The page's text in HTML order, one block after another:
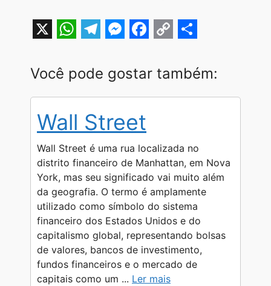
h
a
s
A
p
p
e
l
g
r
a
m
e
s
e
n
g
e
r
a
c
b
o
o
k
o
p
i
n
k
h
a
Você pode gostar também:
Wall Street
Wall Street é uma rua localizada no
distrito financeiro de Manhattan, em Nova
York, mas seu significado vai muito além
da geografia. O termo é amplamente
utilizado como símbolo do sistema
financeiro dos Estados Unidos e do
capitalismo global, representando bolsas
de valores, bancos de investimento,
fundos financeiros e o mercado de
capitais como um ... Ler mais